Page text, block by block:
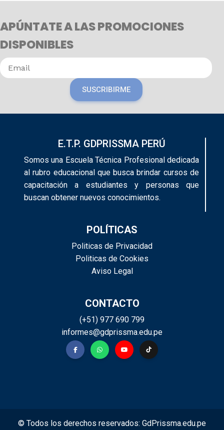
APÚNTATE A LAS PROMOCIONES
DISPONIBLES
SUSCRIBIRME
E.T.P. GDPRISSMA PERÚ
Somos una Escuela Técnica Profesional dedicada
al rubro educacional que busca brindar cursos de
capacitación a estudiantes y personas que
buscan obtener nuevos conocimientos.
POLÍTICAS
Politicas de Privacidad
Politicas de Cookies
Aviso Legal
CONTACTO
(+51) 977 690 799
informes@gdprissma.edu.pe
© Todos los derechos reservados: GdPrissma.edu.pe